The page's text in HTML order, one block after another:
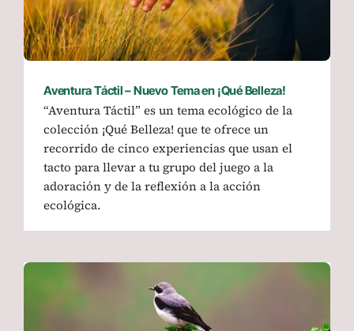
Aventura Táctil – Nuevo Tema en ¡Qué Belleza!
“Aventura Táctil” es un tema ecológico de la
colección ¡Qué Belleza! que te ofrece un
recorrido de cinco experiencias que usan el
tacto para llevar a tu grupo del juego a la
adoración y de la reflexión a la acción
ecológica.